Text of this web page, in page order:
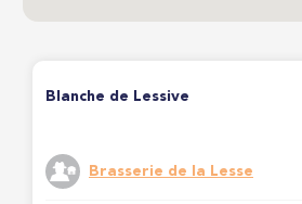
Blanche de Lessive
Brasserie de la Lesse